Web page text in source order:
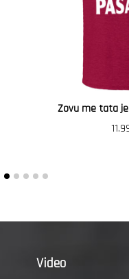
Zovu me tata
Video